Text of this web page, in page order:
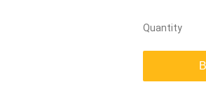
Quantity